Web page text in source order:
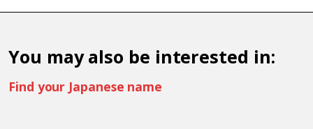
You may also be interested in:
Find your Japanese name